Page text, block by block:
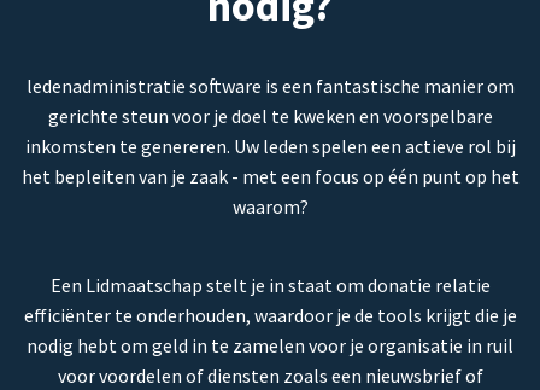
ledenadministratie software is een fantastische manier om
gerichte steun voor je doel te kweken en voorspelbare
inkomsten te genereren. Uw leden spelen een actieve rol bij
het bepleiten van je zaak - met een focus op één punt op het
waarom?
Een Lidmaatschap stelt je in staat om donatie relatie
efficiënter te onderhouden, waardoor je de tools krijgt die je
nodig hebt om geld in te zamelen voor je organisatie in ruil
voor voordelen of diensten zoals een nieuwsbrief of